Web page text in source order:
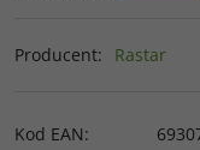
Producent: Rastar
Kod EAN: